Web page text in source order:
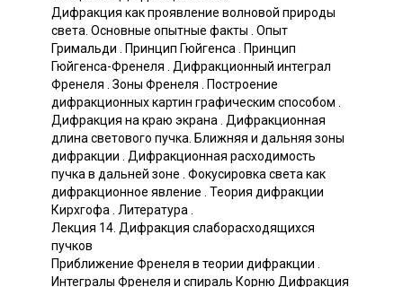
Дифракция как проявление волновой природы
света. Основные опытные факты . Опыт
Гримальди . Принцип Гюйгенса . Принцип
Гюйгенса-Френеля . Дифракционный интеграл
Френеля . Зоны Френеля . Построение
дифракционных картин графическим способом .
Дифракция на краю экрана . Дифракционная
длина светового пучка. Ближняя и дальняя зоны
дифракции . Дифракционная расходимость
пучка в дальней зоне . Фокусировка света как
дифракционное явление . Теория дифракции
Кирхгофа . Литература .
Лекция 14. Дифракция слаборасходящихся
пучков
Приближение Френеля в теории дифракции .
Интегралы Френеля и спираль Корню Дифракция